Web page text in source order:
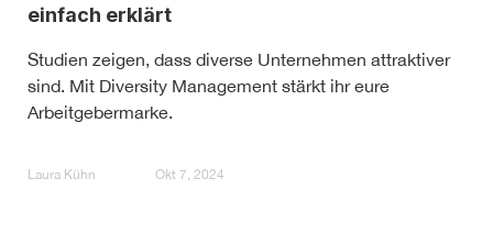
einfach erklärt
Studien zeigen, dass diverse Unternehmen attraktiver
sind. Mit Diversity Management stärkt ihr eure
Arbeitgebermarke.
Laura Kühn Okt 7, 2024